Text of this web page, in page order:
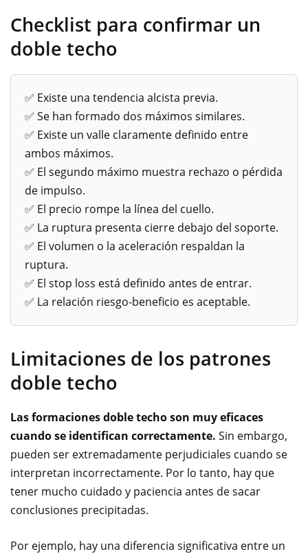
Checklist para confirmar un
doble techo
✅ Existe una tendencia alcista previa.
✅ Se han formado dos máximos similares.
✅ Existe un valle claramente definido entre
ambos máximos.
✅ El segundo máximo muestra rechazo o pérdida
de impulso.
✅ El precio rompe la línea del cuello.
✅ La ruptura presenta cierre debajo del soporte.
✅ El volumen o la aceleración respaldan la
ruptura.
✅ El stop loss está definido antes de entrar.
✅ La relación riesgo-beneficio es aceptable.
Limitaciones de los patrones
doble techo
Las formaciones doble techo son muy eficaces
cuando se identifican correctamente. Sin embargo,
pueden ser extremadamente perjudiciales cuando se
interpretan incorrectamente. Por lo tanto, hay que
tener mucho cuidado y paciencia antes de sacar
conclusiones precipitadas.
Por ejemplo, hay una diferencia significativa entre un